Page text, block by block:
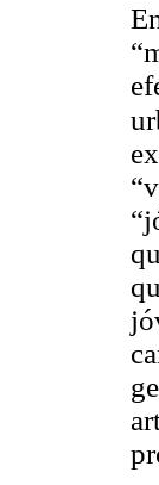
“
“